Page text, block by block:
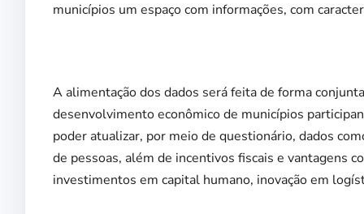
municípios um espaço com informações, com
A alimentação dos dados será feita de forma
desenvolvimento econômico de municípios
poder atualizar, por meio de questionário, dados
de pessoas, além de incentivos fiscais e vantagens
investimentos em capital humano, inovação em